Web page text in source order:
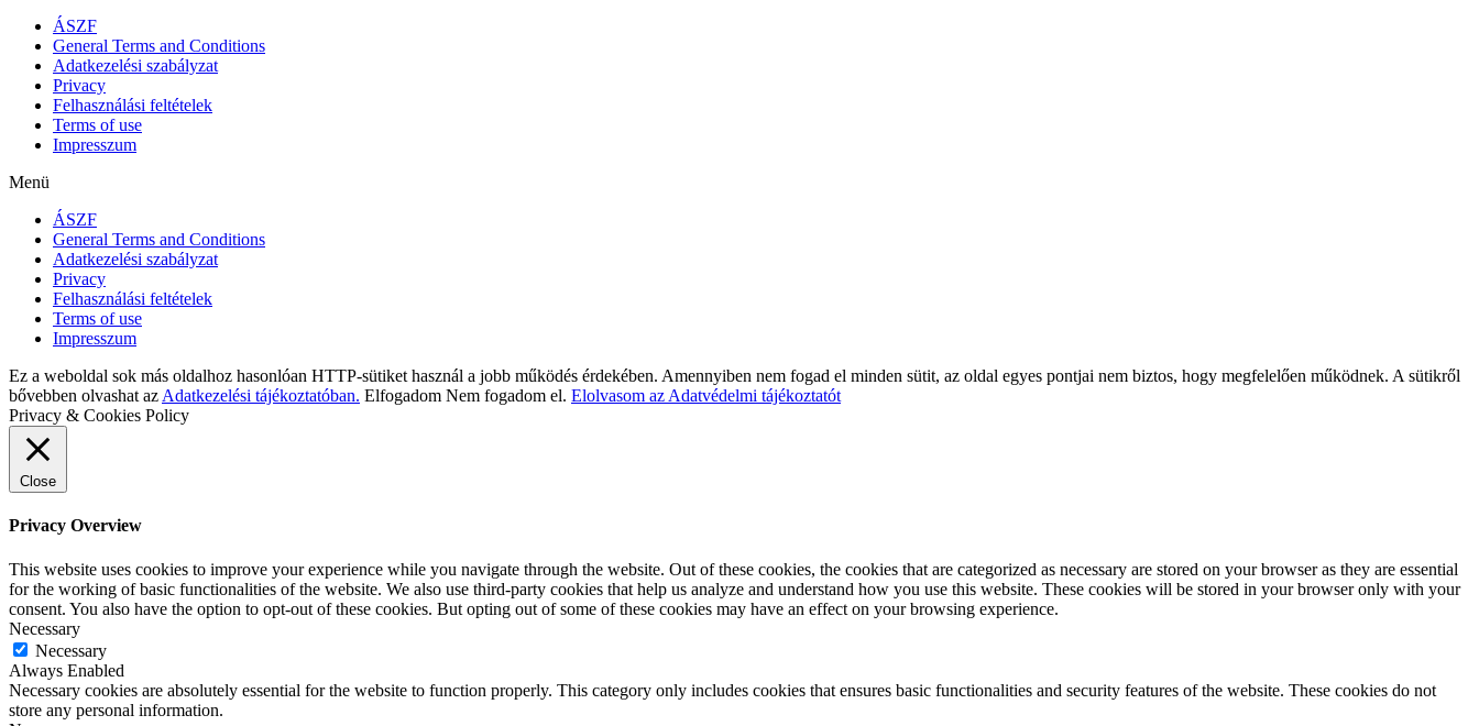
ÁSZF
General Terms and Conditions
Adatkezelési szabályzat
Privacy
Felhasználási feltételek
Terms of use
Impresszum
Menü
ÁSZF
General Terms and Conditions
Adatkezelési szabályzat
Privacy
Felhasználási feltételek
Terms of use
Impresszum
Ez a weboldal sok más oldalhoz hasonlóan HTTP-sütiket használ a jobb működés érdekében. Amennyiben nem fogad el minden sütit, az oldal egyes pontjai nem biztos, hogy megfelelően működnek. A sütikről
bővebben olvashat az Adatkezelési tájékoztatóban. Elfogadom Nem fogadom el. Elolvasom az Adatvédelmi tájékoztatót
Privacy & Cookies Policy
Close
Privacy Overview
This website uses cookies to improve your experience while you navigate through the website. Out of these cookies, the cookies that are categorized as necessary are stored on your browser as they are essential
for the working of basic functionalities of the website. We also use third-party cookies that help us analyze and understand how you use this website. These cookies will be stored in your browser only with your
consent. You also have the option to opt-out of these cookies. But opting out of some of these cookies may have an effect on your browsing experience.
Necessary
Necessary
Always Enabled
Necessary cookies are absolutely essential for the website to function properly. This category only includes cookies that ensures basic functionalities and security features of the website. These cookies do not
store any personal information.